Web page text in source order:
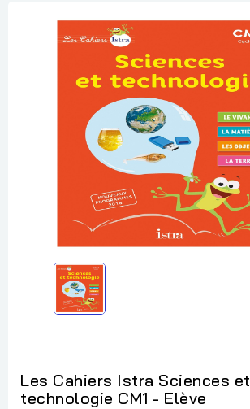
Les Cahiers Istra Sciences et
technologie CM1 - Elève